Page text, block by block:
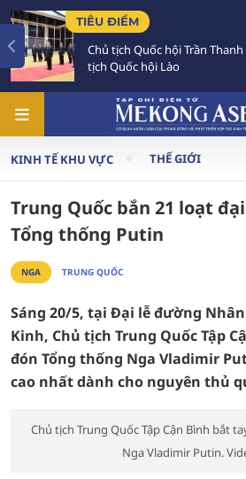
Mẫn viếng cố Chủ
KINH TẾ KHU VỰC THẾ GIỚI
Trung Quốc bắn 21 loạt
Tổng thống Putin
NGA TRUNG QUỐC
Sáng 20/5, tại Đại lễ đường
Kinh, Chủ tịch Trung Quốc Tập
đón Tổng thống Nga Vladimir
cao nhất dành cho nguyên thủ
Chủ tịch Trung Quốc Tập Cận Bình bắt
Nga Vladimir Putin.